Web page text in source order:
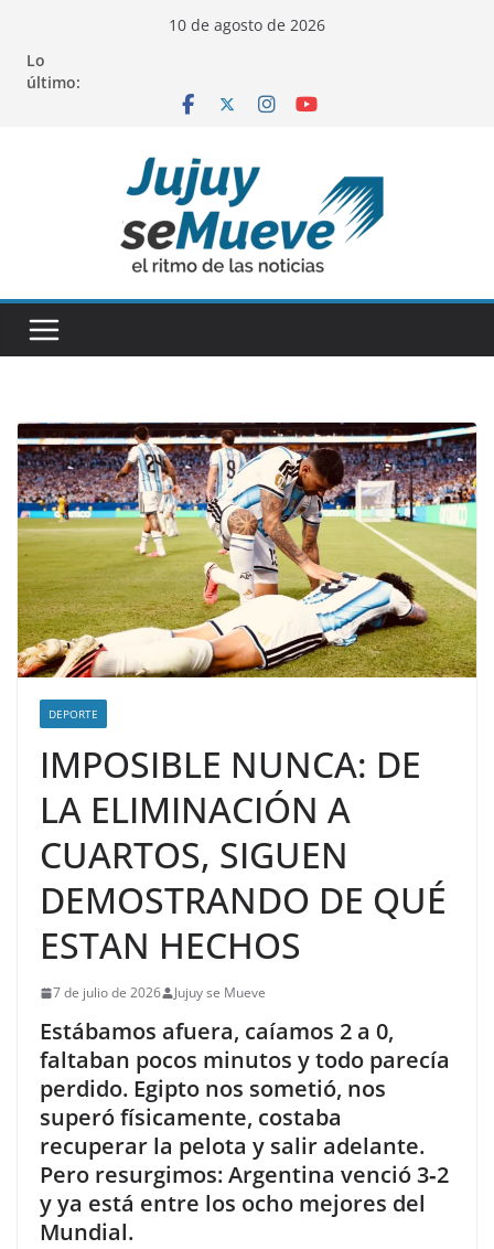
contenido
10 de agosto de 2026
Lo
último:
DEPORTE
IMPOSIBLE NUNCA: DE
LA ELIMINACIÓN A
CUARTOS, SIGUEN
DEMOSTRANDO DE QUÉ
ESTAN HECHOS
7 de julio de 2026 Jujuy se Mueve
Estábamos afuera, caíamos 2 a 0,
faltaban pocos minutos y todo parecía
perdido. Egipto nos sometió, nos
superó físicamente, costaba
recuperar la pelota y salir adelante.
Pero resurgimos: Argentina venció 3‑2
y ya está entre los ocho mejores del
Mundial.